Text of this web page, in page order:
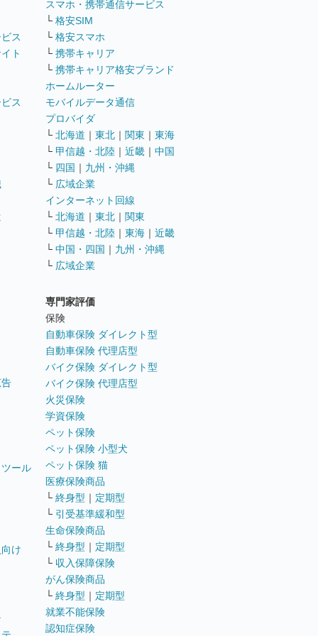
ス
ト
ス
ール
け
スマホ・携帯通信サービス
└ 格安SIM
└ 格安スマホ
└ 携帯キャリア
└ 携帯キャリア格安ブランド
ホームルーター
モバイルデータ通信
プロバイダ
└ 北海道 ｜ 東北 ｜ 関東 ｜ 東海
└ 甲信越・北陸 ｜ 近畿 ｜ 中国
└ 四国 ｜ 九州・沖縄
└ 広域企業
インターネット回線
└ 北海道 ｜ 東北 ｜ 関東
└ 甲信越・北陸 ｜ 東海 ｜ 近畿
└ 中国・四国 ｜ 九州・沖縄
└ 広域企業
専門家評価
保険
自動車保険 ダイレクト型
自動車保険 代理店型
バイク保険 ダイレクト型
バイク保険 代理店型
火災保険
学資保険
ペット保険
ペット保険 小型犬
ペット保険 猫
医療保険商品
└ 終身型 ｜ 定期型
└ 引受基準緩和型
生命保険商品
└ 終身型 ｜ 定期型
└ 収入保障保険
がん保険商品
└ 終身型 ｜ 定期型
就業不能保険
認知症保険